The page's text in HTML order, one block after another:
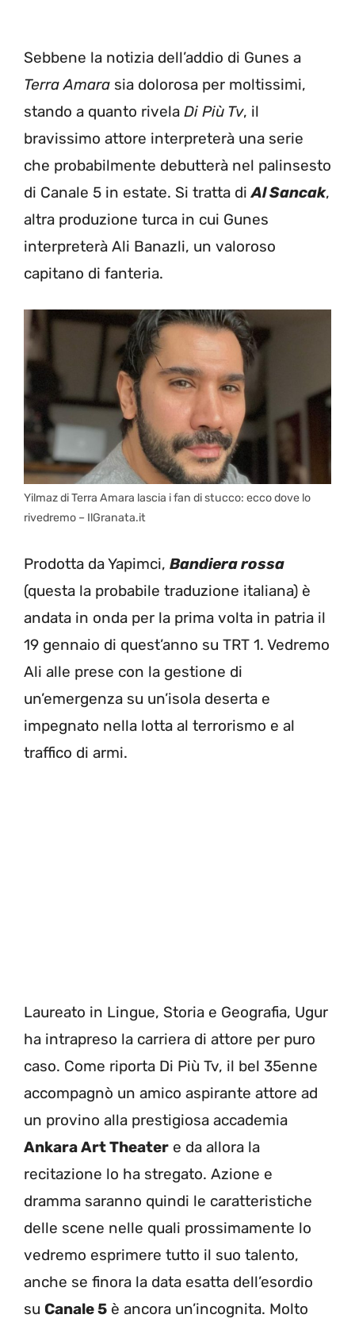
Sebbene la notizia dell’addio di Gunes a
Terra Amara sia dolorosa per moltissimi,
stando a quanto rivela Di Più Tv, il
bravissimo attore interpreterà una serie
che probabilmente debutterà nel palinsesto
di Canale 5 in estate. Si tratta diAl Sancak,
altra produzione turca in cui Gunes
interpreterà Ali Banazli, un valoroso
capitano di fanteria.
Yilmaz di Terra Amara lascia i fan di stucco: ecco dove lo
rivedremo – IlGranata.it
Prodotta da Yapimci, Bandiera rossa
(questa la probabile traduzione italiana) è
andata in onda per la prima volta in patria il
19 gennaio di quest’anno su TRT 1. Vedremo
Ali alle prese con la gestione di
un’emergenza su un’isola deserta e
impegnato nella lotta al terrorismo e al
traffico di armi.
Laureato in Lingue, Storia e Geografia, Ugur
ha intrapreso la carriera di attore per puro
caso. Come riporta Di Più Tv, il bel 35enne
accompagnò un amico aspirante attore ad
un provino alla prestigiosa accademia
Ankara Art Theater e da allora la
recitazione lo ha stregato. Azione e
dramma saranno quindi le caratteristiche
delle scene nelle quali prossimamente lo
vedremo esprimere tutto il suo talento,
anche se finora la data esatta dell’esordio
su Canale 5 è ancora un’incognita. Molto